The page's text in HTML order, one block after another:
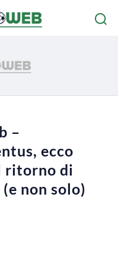
–
ecco
ritorno di
non solo)